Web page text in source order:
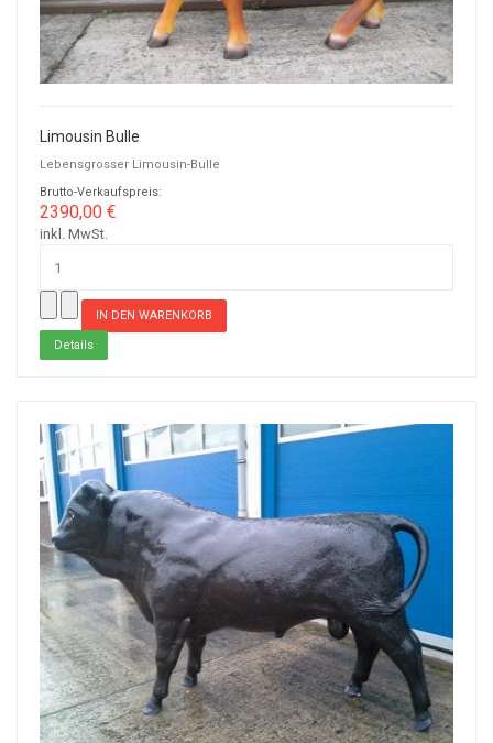
Limousin Bulle
Lebensgrosser Limousin-Bulle
Brutto-Verkaufspreis:
2390,00 €
inkl. MwSt.
Details